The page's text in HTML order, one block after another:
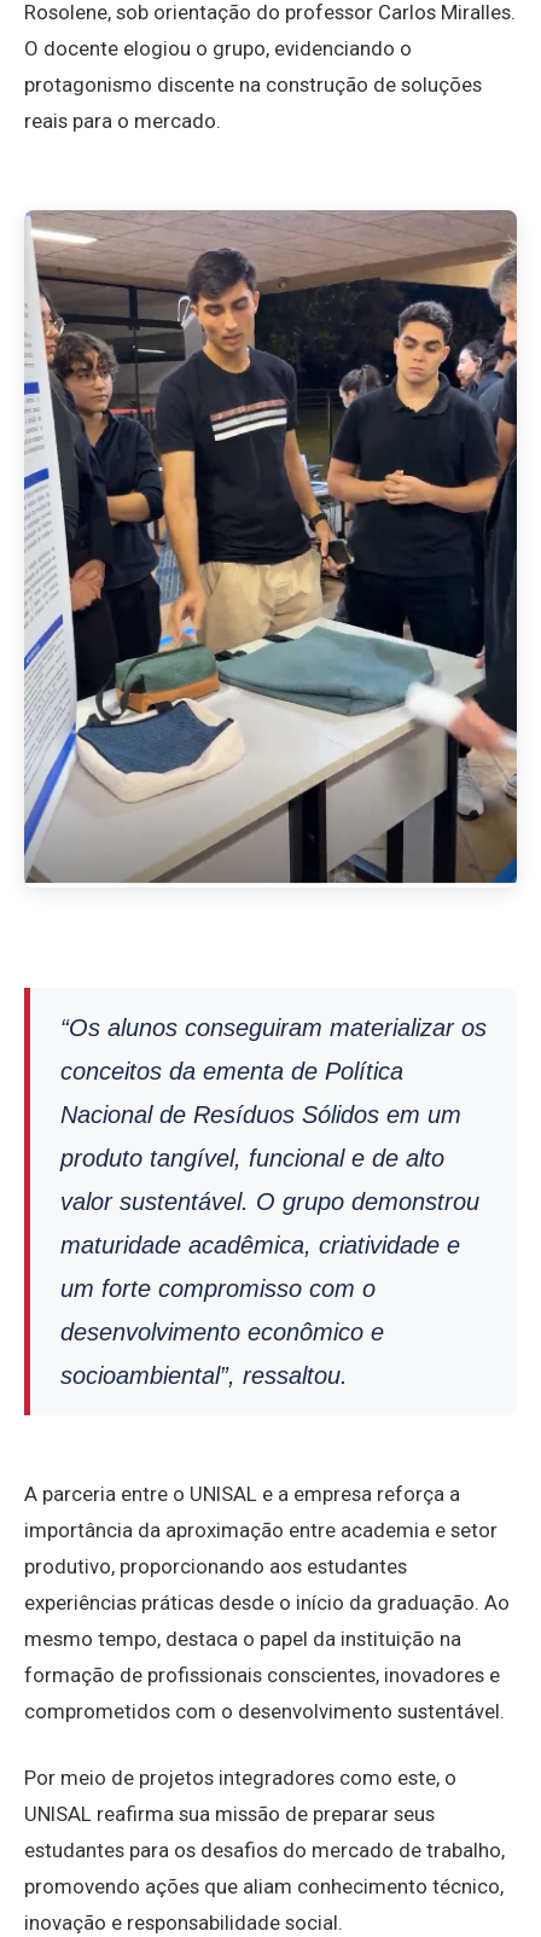
Rosolene, sob orientação do professor Carlos Miralles.
O docente elogiou o grupo, evidenciando o
protagonismo discente na construção de soluções
reais para o mercado.
“Os alunos conseguiram materializar os
conceitos da ementa de Política
Nacional de Resíduos Sólidos em um
produto tangível, funcional e de alto
valor sustentável. O grupo demonstrou
maturidade acadêmica, criatividade e
um forte compromisso com o
desenvolvimento econômico e
socioambiental”, ressaltou.
A parceria entre o UNISAL e a empresa reforça a
importância da aproximação entre academia e setor
produtivo, proporcionando aos estudantes
experiências práticas desde o início da graduação. Ao
mesmo tempo, destaca o papel da instituição na
formação de profissionais conscientes, inovadores e
comprometidos com o desenvolvimento sustentável.
Por meio de projetos integradores como este, o
UNISAL reafirma sua missão de preparar seus
estudantes para os desafios do mercado de trabalho,
promovendo ações que aliam conhecimento técnico,
inovação e responsabilidade social.